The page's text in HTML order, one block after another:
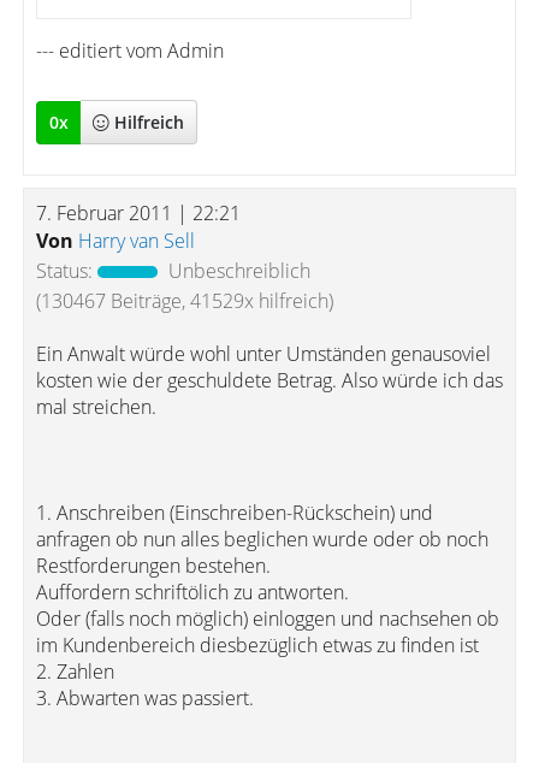
--- editiert vom Admin
0x Hilfreich
7. Februar 2011 | 22:21
Von Harry van Sell
Status:
Unbeschreiblich
(130467 Beiträge, 41529x hilfreich)
Ein Anwalt würde wohl unter Umständen genausoviel
kosten wie der geschuldete Betrag. Also würde ich das
mal streichen.
1. Anschreiben (Einschreiben-Rückschein) und
anfragen ob nun alles beglichen wurde oder ob noch
Restforderungen bestehen.
Auffordern schriftölich zu antworten.
Oder (falls noch möglich) einloggen und nachsehen ob
im Kundenbereich diesbezüglich etwas zu finden ist
2. Zahlen
3. Abwarten was passiert.